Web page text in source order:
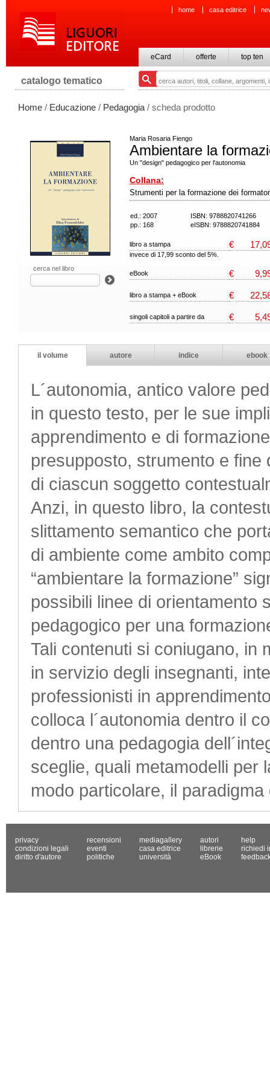
home casa editrice
eCard offerte top ten
catalogo tematico
Home / Educazione / Pedagogia / scheda prodotto
cerca nel libro
Maria Rosaria Fiengo
Ambientare la
Un "design" pedagogico per l'autonomia
Collana:
Strumenti per la formazione dei
ed.: 2007
ISBN: 9788820741266
pp.: 168
eISBN: 9788820741884
libro a stampa €
invece di 17,99 sconto del 5%.
eBook €
libro a stampa + eBook €
singoli capitoli a partire da €
il volume autore indice ebook
L´autonomia, antico valore
in questo testo, per le sue
apprendimento e di
presupposto, strumento e
di ciascun soggetto
Anzi, in questo libro, la
slittamento semantico che
di ambiente come ambito
“ambientare la formazione”
possibili linee di orientamento
pedagogico per una
Tali contenuti si coniugano, in
in servizio degli insegnanti,
professionisti in
colloca l´autonomia dentro il
dentro una pedagogia
sceglie, quali metamodelli per
modo particolare, il
privacy
condizioni legali
diritto d'autore
recensioni
eventi
politiche
mediagallery
casa editrice
università
autori
librerie
eBook
help
richiedi